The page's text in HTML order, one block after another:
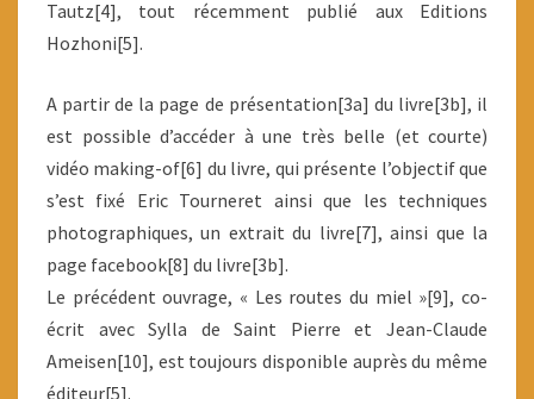
Tautz[4], tout récemment publié aux Editions
Hozhoni[5].
A partir de la page de présentation[3a] du livre[3b], il
est possible d’accéder à une très belle (et courte)
vidéo making-of[6] du livre, qui présente l’objectif que
s’est fixé Eric Tourneret ainsi que les techniques
photographiques, un extrait du livre[7], ainsi que la
page facebook[8] du livre[3b].
Le précédent ouvrage, « Les routes du miel »[9], co-
écrit avec Sylla de Saint Pierre et Jean-Claude
Ameisen[10], est toujours disponible auprès du même
éditeur[5].